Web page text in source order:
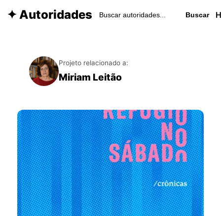
✦ Autoridades Buscar
Projeto relacionado a:
Miriam Leitão